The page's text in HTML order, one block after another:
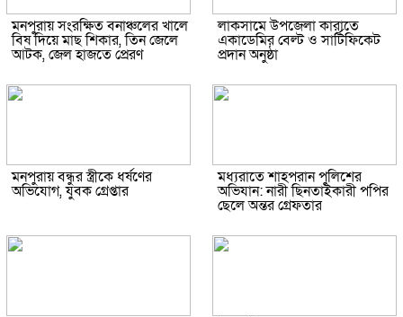
মনপুরায় সংরক্ষিত বনাঞ্চলের খালে
বিষ দিয়ে মাছ শিকার, তিন জেলে
আটক, জেল হাজতে প্রেরণ
লাকসামে উপজেলা কারাতে
একাডেমির বেল্ট ও সার্টিফিকেট
প্রদান অনুষ্ঠা
মনপুরায় বন্ধুর স্ত্রীকে ধর্ষণের
অভিযোগ, যুবক গ্রেপ্তার
মধ্যরাতে শাহপরান পুলিশের
অভিযান: নারী ছিনতাইকারী পপির
ছেলে অন্তর গ্রেফতার